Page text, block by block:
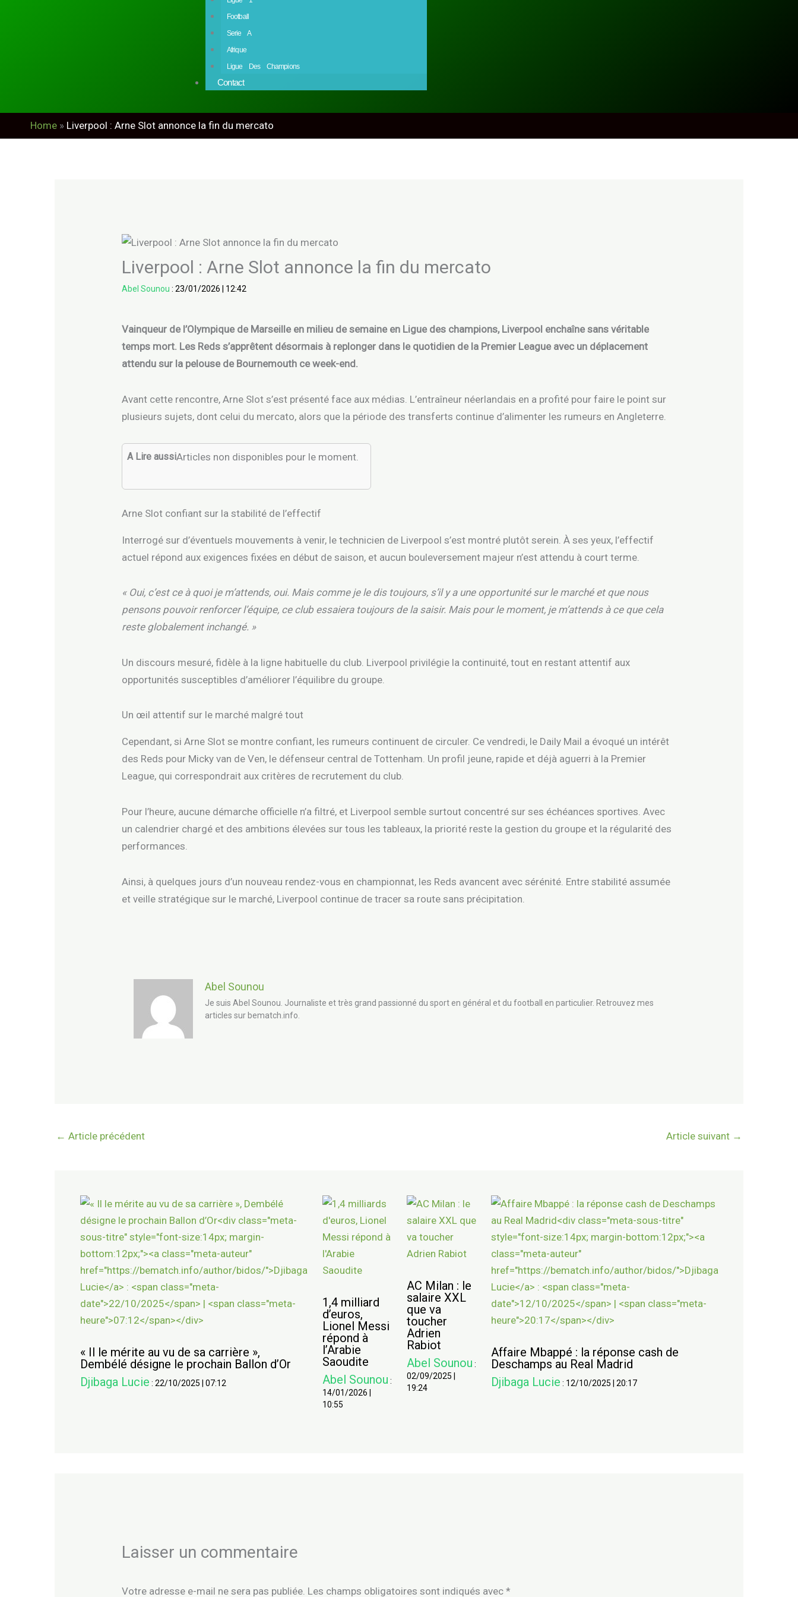
Football
Serie A
Afrique
Ligue Des Champions
Contact
Home » Liverpool : Arne Slot annonce la fin du mercato
Liverpool : Arne Slot annonce la fin du mercato
Abel Sounou :23/01/2026 12:42
Vainqueur de l’Olympique de Marseille en milieu de semaine en Ligue des champions, Liverpool enchaîne sans véritable
temps mort. Les Reds s’apprêtent désormais à replonger dans le quotidien de la Premier League avec un déplacement
attendu sur la pelouse de Bournemouth ce week-end.
Avant cette rencontre, Arne Slot s’est présenté face aux médias. L’entraîneur néerlandais en a profité pour faire le point sur
plusieurs sujets, dont celui du mercato, alors que la période des transferts continue d’alimenter les rumeurs en Angleterre.
A Lire aussiArticles non disponibles pour le moment.
Arne Slot confiant sur la stabilité de l’effectif
Interrogé sur d’éventuels mouvements à venir, le technicien de Liverpool s’est montré plutôt serein. À ses yeux, l’effectif
actuel répond aux exigences fixées en début de saison, et aucun bouleversement majeur n’est attendu à court terme.
« Oui, c’est ce à quoi je m’attends, oui. Mais comme je le dis toujours, s’il y a une opportunité sur le marché et que nous
pensons pouvoir renforcer l’équipe, ce club essaiera toujours de la saisir. Mais pour le moment, je m’attends à ce que cela
reste globalement inchangé. »
Un discours mesuré, fidèle à la ligne habituelle du club. Liverpool privilégie la continuité, tout en restant attentif aux
opportunités susceptibles d’améliorer l’équilibre du groupe.
Un œil attentif sur le marché malgré tout
Cependant, si Arne Slot se montre confiant, les rumeurs continuent de circuler. Ce vendredi, le Daily Mail a évoqué un intérêt
des Reds pour Micky van de Ven, le défenseur central de Tottenham. Un profil jeune, rapide et déjà aguerri à la Premier
League, qui correspondrait aux critères de recrutement du club.
Pour l’heure, aucune démarche officielle n’a filtré, et Liverpool semble surtout concentré sur ses échéances sportives. Avec
un calendrier chargé et des ambitions élevées sur tous les tableaux, la priorité reste la gestion du groupe et la régularité des
performances.
Ainsi, à quelques jours d’un nouveau rendez-vous en championnat, les Reds avancent avec sérénité. Entre stabilité assumée
et veille stratégique sur le marché, Liverpool continue de tracer sa route sans précipitation.
Abel Sounou
Je suis Abel Sounou. Journaliste et très grand passionné du sport en général et du football en particulier. Retrouvez mes
articles sur bematch.info.
← Article précédent Article suivant →
« Il le mérite au vu de sa carrière »,
Dembélé désigne le prochain Ballon d’Or
Djibaga Lucie : 22/10/2025 07:12
1,4 milliard
d’euros,
Lionel Messi
répond à
l’Arabie
Saoudite
Abel Sounou :
14/01/2026
10:55
AC Milan : le
salaire XXL
que va
toucher
Adrien
Rabiot
Abel Sounou :
02/09/2025
19:24
Affaire Mbappé : la réponse cash de
Deschamps au Real Madrid
Djibaga Lucie : 12/10/2025 20:17
Laisser un commentaire
Votre adresse e-mail ne sera pas publiée. Les champs obligatoires sont indiqués avec*